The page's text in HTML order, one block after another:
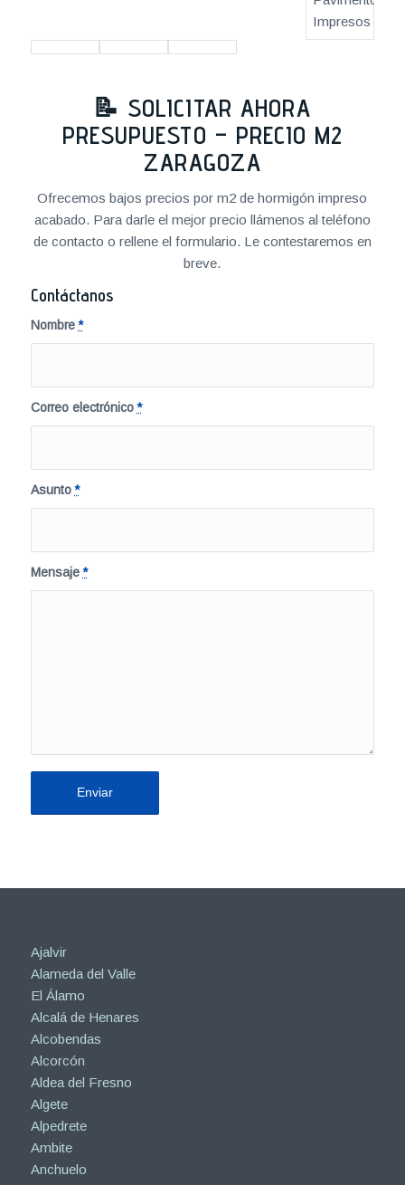
📝 SOLICITAR AHORA
PRESUPUESTO – PRECIO M2
ZARAGOZA
Ofrecemos bajos precios por m2 de hormigón impreso
acabado. Para darle el mejor precio llámenos al teléfono
de contacto o rellene el formulario. Le contestaremos en
breve.
Contáctanos
Nombre*
Correo electrónico*
Asunto*
Mensaje*
Ajalvir
Alameda del Valle
El Álamo
Alcalá de Henares
Alcobendas
Alcorcón
Aldea del Fresno
Algete
Alpedrete
Ambite
Anchuelo